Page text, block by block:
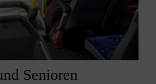
Senioren